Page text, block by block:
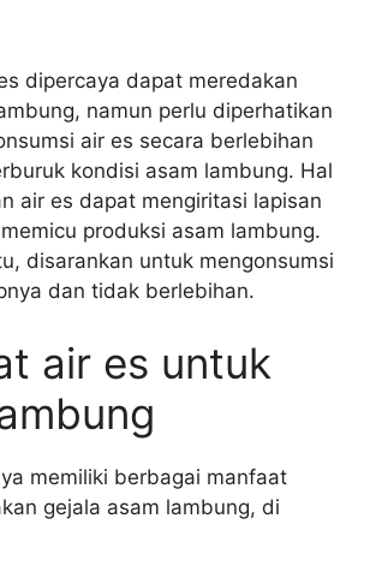
dipercaya dapat meredakan
namun perlu diperhatikan
air es secara berlebihan
kondisi asam lambung. Hal
air es dapat mengiritasi lapisan
produksi asam lambung.
disarankan untuk mengonsumsi
dan tidak berlebihan.
air es untuk
memiliki berbagai manfaat
gejala asam lambung, di